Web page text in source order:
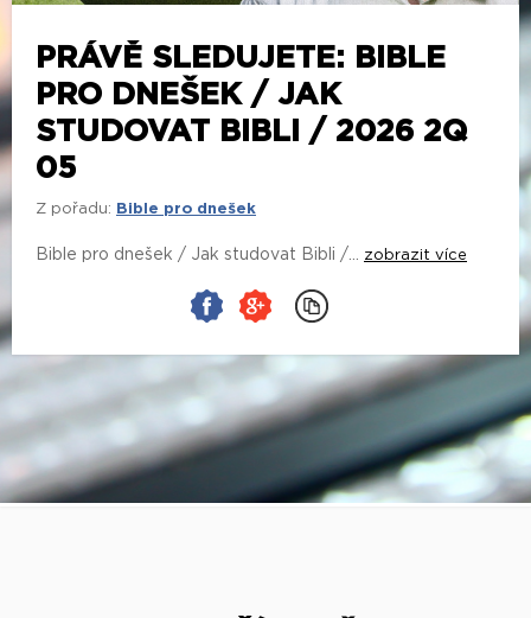
PRÁVĚ SLEDUJETE: BIBLE
PRO DNEŠEK / JAK
STUDOVAT BIBLI / 2026 2Q
05
Z pořadu: Bible pro dnešek
Bible pro dnešek / Jak studovat Bibli /... zobrazit více